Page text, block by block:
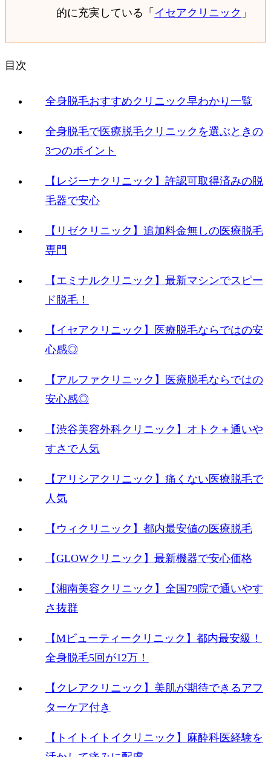
的に充実している「 イセアクリニック 」
目次
全身脱毛おすすめクリニック早わかり一覧
全身脱毛で医療脱毛クリニックを選ぶときの
3つのポイント
【レジーナクリニック】許認可取得済みの脱
毛器で安心
【リゼクリニック】追加料金無しの医療脱毛
専門
【エミナルクリニック】最新マシンでスピー
ド脱毛！
【イセアクリニック】医療脱毛ならではの安
心感◎
【アルファクリニック】医療脱毛ならではの
安心感◎
【渋谷美容外科クリニック】オトク＋通いや
すさで人気
【アリシアクリニック】痛くない医療脱毛で
人気
【ウィクリニック】都内最安値の医療脱毛
【GLOWクリニック】最新機器で安心価格
【湘南美容クリニック】全国79院で通いやす
さ抜群
【Mビューティークリニック】都内最安級！
全身脱毛5回が12万！
【クレアクリニック】美肌が期待できるアフ
ターケア付き
【トイトイトイクリニック】麻酔科医経験を